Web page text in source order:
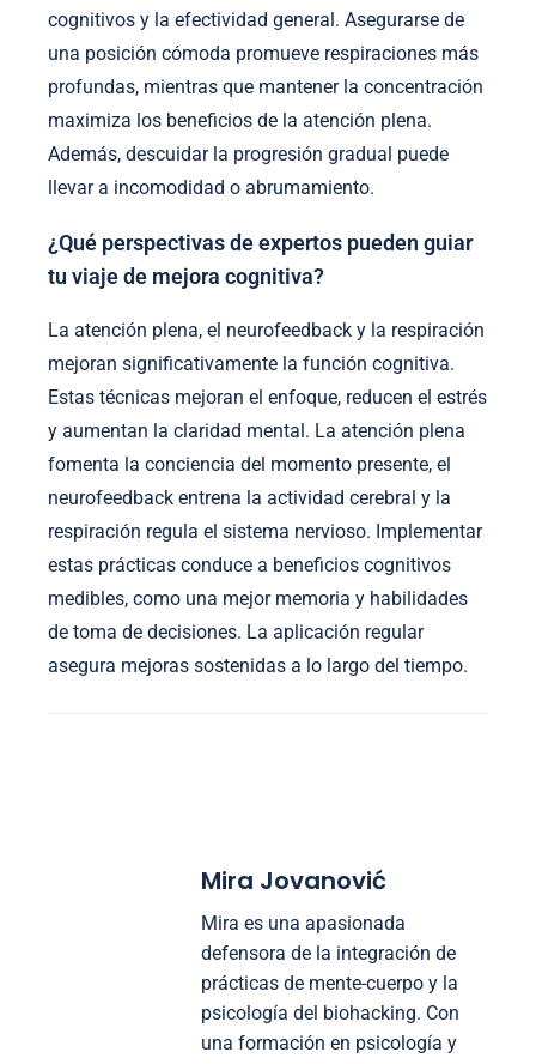
cognitivos y la efectividad general. Asegurarse de
una posición cómoda promueve respiraciones más
profundas, mientras que mantener la concentración
maximiza los beneficios de la atención plena.
Además, descuidar la progresión gradual puede
llevar a incomodidad o abrumamiento.
¿Qué perspectivas de expertos pueden guiar
tu viaje de mejora cognitiva?
La atención plena, el neurofeedback y la respiración
mejoran significativamente la función cognitiva.
Estas técnicas mejoran el enfoque, reducen el estrés
y aumentan la claridad mental. La atención plena
fomenta la conciencia del momento presente, el
neurofeedback entrena la actividad cerebral y la
respiración regula el sistema nervioso. Implementar
estas prácticas conduce a beneficios cognitivos
medibles, como una mejor memoria y habilidades
de toma de decisiones. La aplicación regular
asegura mejoras sostenidas a lo largo del tiempo.
Mira Jovanović
Mira es una apasionada
defensora de la integración de
prácticas de mente-cuerpo y la
psicología del biohacking. Con
una formación en psicología y